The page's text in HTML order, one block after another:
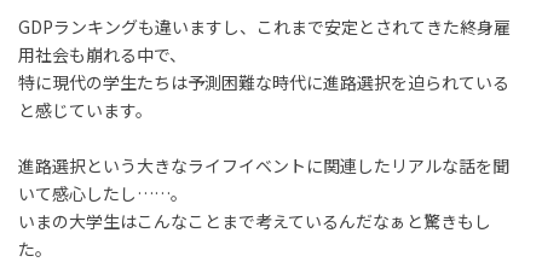
GDPランキングも違いますし、これまで安定とされてきた終身雇
用社会も崩れる中で、
特に現代の学生たちは予測困難な時代に進路選択を迫られている
と感じています。
進路選択という大きなライフイベントに関連したリアルな話を聞
いて感心したし……。
いまの大学生はこんなことまで考えているんだなぁと驚きもし
た。